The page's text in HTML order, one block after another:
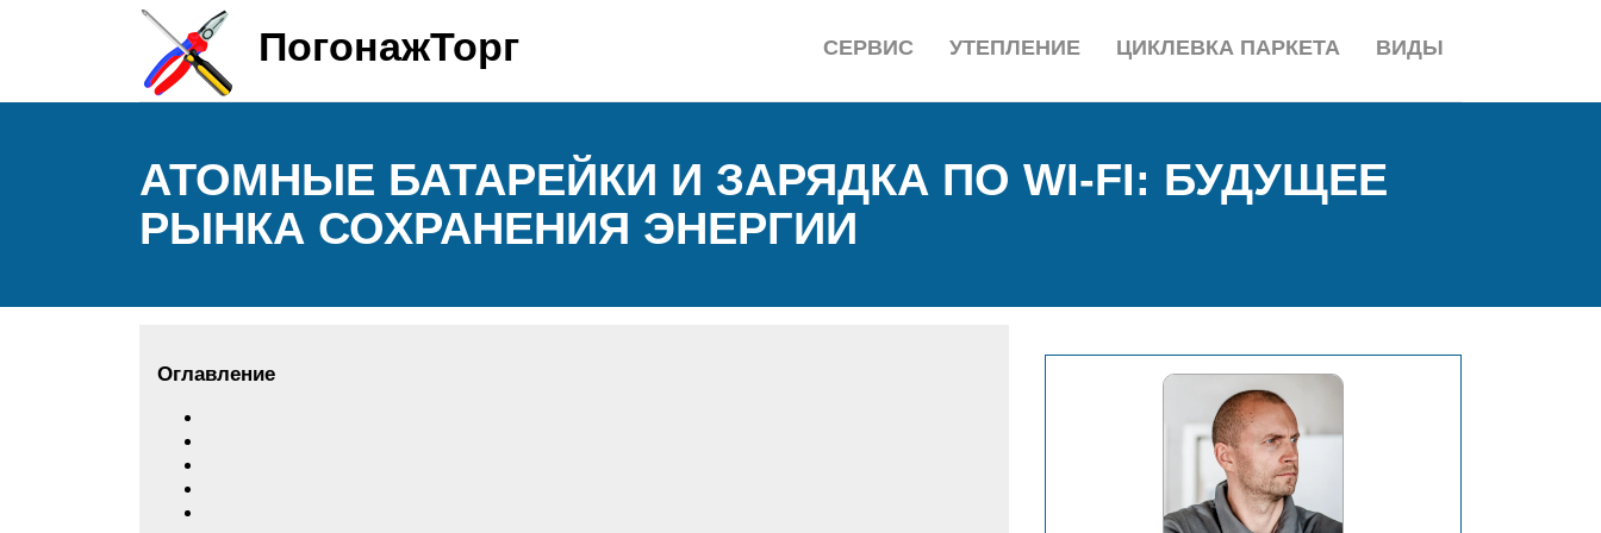
ПогонажТорг ВИДЫ
ЦИКЛЕВКА ПАРКЕТА
УТЕПЛЕНИЕ
СЕРВИС
АТОМНЫЕ БАТАРЕЙКИ И ЗАРЯДКА ПО WI-FI: БУДУЩЕЕ
РЫНКА СОХРАНЕНИЯ ЭНЕРГИИ
Оглавление